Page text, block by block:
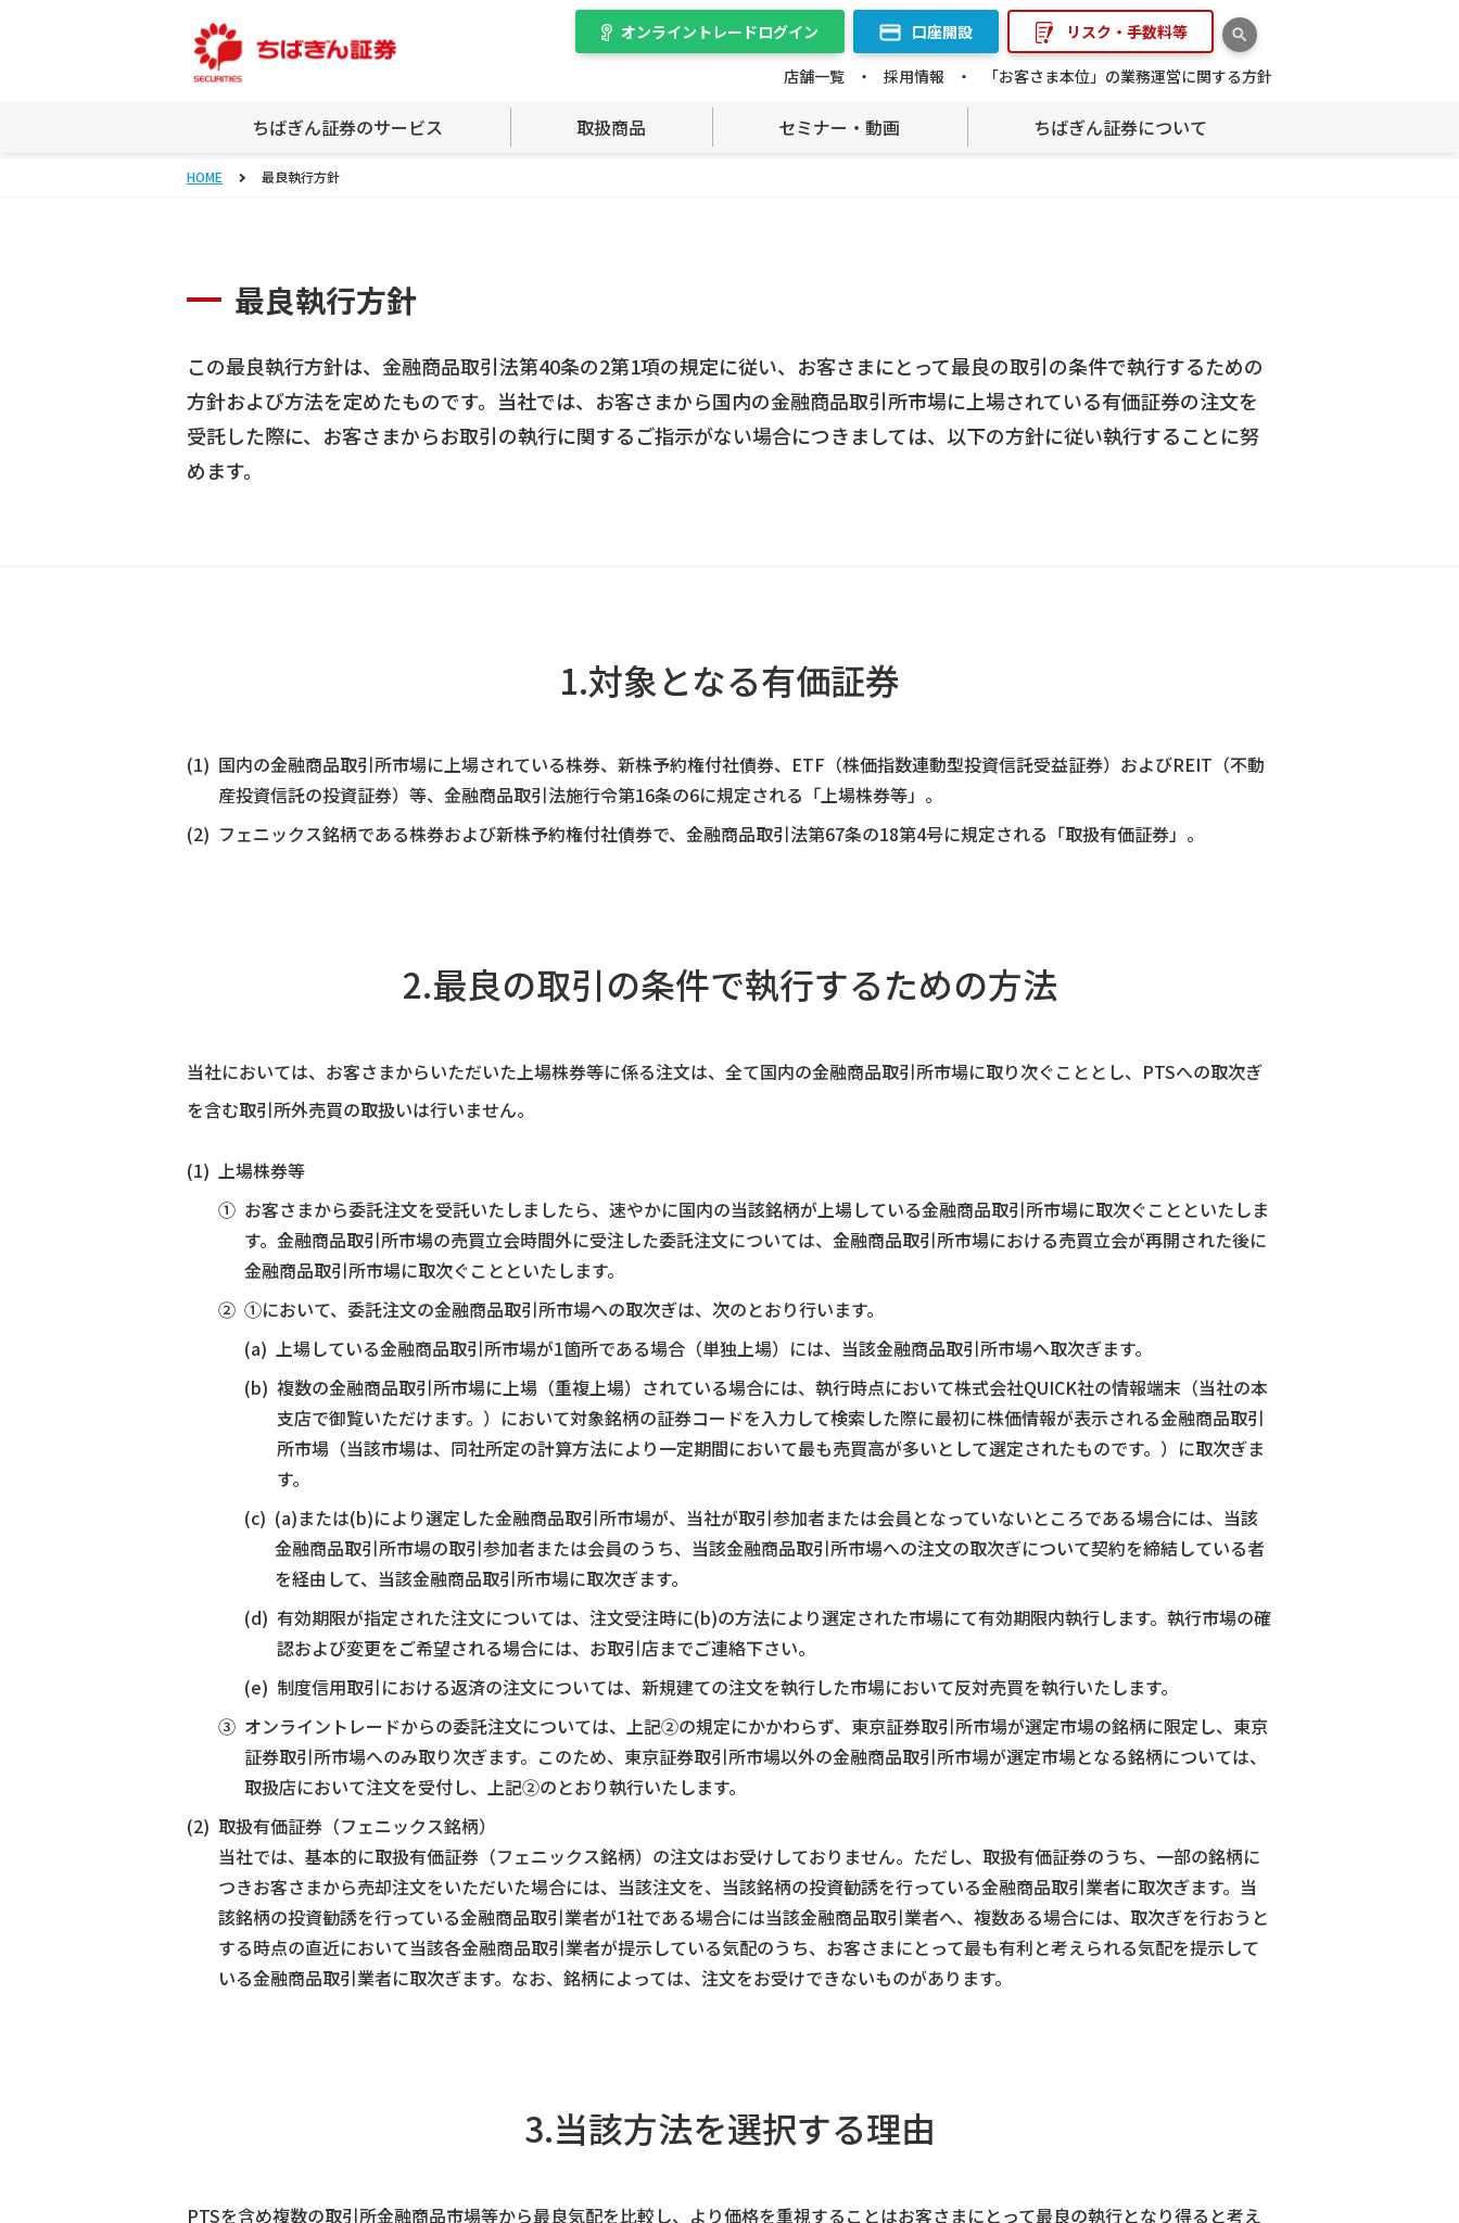
オンライントレードログイン 口座開設 リスク・手数料等
店舗一覧 採用情報 「お客さま本位」の業務運営に関する方針
ちばぎん証券のサービス 取扱商品 セミナー・動画 ちばぎん証券について
HOME 最良執行方針
最良執行方針
この最良執行方針は、金融商品取引法第40条の2第1項の規定に従い、お客さまにとって最良の取引の条件で執行するための
方針および方法を定めたものです。当社では、お客さまから国内の金融商品取引所市場に上場されている有価証券の注文を
受託した際に、お客さまからお取引の執行に関するご指示がない場合につきましては、以下の方針に従い執行することに努
めます。
1.対象となる有価証券
国内の金融商品取引所市場に上場されている株券、新株予約権付社債券、ETF（株価指数連動型投資信託受益証券）およびREIT（不動
産投資信託の投資証券）等、金融商品取引法施行令第16条の6に規定される「上場株券等」。
フェニックス銘柄である株券および新株予約権付社債券で、金融商品取引法第67条の18第4号に規定される「取扱有価証券」。
2.最良の取引の条件で執行するための方法
当社においては、お客さまからいただいた上場株券等に係る注文は、全て国内の金融商品取引所市場に取り次ぐこととし、PTSへの取次ぎ
を含む取引所外売買の取扱いは行いません。
上場株券等
お客さまから委託注文を受託いたしましたら、速やかに国内の当該銘柄が上場している金融商品取引所市場に取次ぐことといたしま
す。金融商品取引所市場の売買立会時間外に受注した委託注文については、金融商品取引所市場における売買立会が再開された後に
金融商品取引所市場に取次ぐことといたします。
①において、委託注文の金融商品取引所市場への取次ぎは、次のとおり行います。
(a) 上場している金融商品取引所市場が1箇所である場合（単独上場）には、当該金融商品取引所市場へ取次ぎます。
(b) 複数の金融商品取引所市場に上場（重複上場）されている場合には、執行時点において株式会社QUICK社の情報端末（当社の本
支店で御覧いただけます。）において対象銘柄の証券コードを入力して検索した際に最初に株価情報が表示される金融商品取引
所市場（当該市場は、同社所定の計算方法により一定期間において最も売買高が多いとして選定されたものです。）に取次ぎま
す。
(c) (a)または(b)により選定した金融商品取引所市場が、当社が取引参加者または会員となっていないところである場合には、当該
金融商品取引所市場の取引参加者または会員のうち、当該金融商品取引所市場への注文の取次ぎについて契約を締結している者
を経由して、当該金融商品取引所市場に取次ぎます。
(d) 有効期限が指定された注文については、注文受注時に(b)の方法により選定された市場にて有効期限内執行します。執行市場の確
認および変更をご希望される場合には、お取引店までご連絡下さい。
(e) 制度信用取引における返済の注文については、新規建ての注文を執行した市場において反対売買を執行いたします。
オンライントレードからの委託注文については、上記②の規定にかかわらず、東京証券取引所市場が選定市場の銘柄に限定し、東京
証券取引所市場へのみ取り次ぎます。このため、東京証券取引所市場以外の金融商品取引所市場が選定市場となる銘柄については、
取扱店において注文を受付し、上記②のとおり執行いたします。
取扱有価証券（フェニックス銘柄）
当社では、基本的に取扱有価証券（フェニックス銘柄）の注文はお受けしておりません。ただし、取扱有価証券のうち、一部の銘柄に
つきお客さまから売却注文をいただいた場合には、当該注文を、当該銘柄の投資勧誘を行っている金融商品取引業者に取次ぎます。当
該銘柄の投資勧誘を行っている金融商品取引業者が1社である場合には当該金融商品取引業者へ、複数ある場合には、取次ぎを行おうと
する時点の直近において当該各金融商品取引業者が提示している気配のうち、お客さまにとって最も有利と考えられる気配を提示して
いる金融商品取引業者に取次ぎます。なお、銘柄によっては、注文をお受けできないものがあります。
3.当該方法を選択する理由
PTSを含め複数の取引所金融商品市場等から最良気配を比較し、より価格を重視することはお客さまにとって最良の執行となり得ると考え